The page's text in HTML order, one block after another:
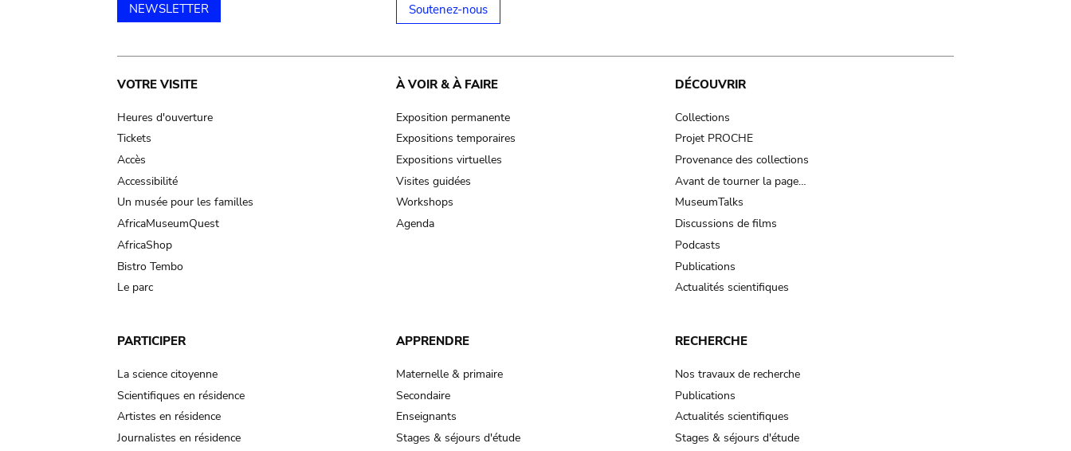
NEWSLETTER Soutenez-nous
Main
navigation
VOTRE VISITE
Heures d'ouverture
Tickets
Accès
Accessibilité
Un musée pour les familles
AfricaMuseumQuest
AfricaShop
Bistro Tembo
Le parc
À VOIR & À FAIRE
Exposition permanente
Expositions temporaires
Expositions virtuelles
Visites guidées
Workshops
Agenda
DÉCOUVRIR
Collections
Projet PROCHE
Provenance des collections
Avant de tourner la page…
MuseumTalks
Discussions de films
Podcasts
Publications
Actualités scientifiques
PARTICIPER
La science citoyenne
Scientifiques en résidence
Artistes en résidence
Journalistes en résidence
APPRENDRE
Maternelle & primaire
Secondaire
Enseignants
Stages & séjours d'étude
RECHERCHE
Nos travaux de recherche
Publications
Actualités scientifiques
Stages & séjours d'étude